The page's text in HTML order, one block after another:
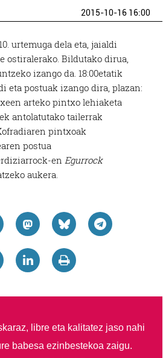
2015-10-16 16:00
urtemuga dela eta, jaialdi
ostiralerako. Bildutako dirua,
izango da. 18:00etatik
eta postuak izango dira, plazan:
arteko pintxo lehiaketa
antolatutako tailerrak
pintxoak
postua
enEgurrock
aukera.
libre eta kalitatez jaso nahi
babesa ezinbestekoa zaigu.